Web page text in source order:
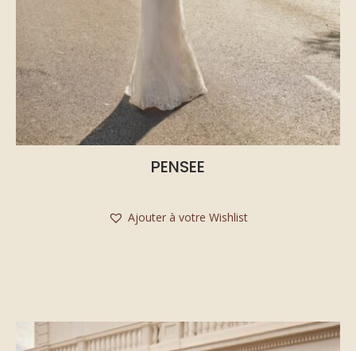
PENSEE
Ajouter à votre Wishlist